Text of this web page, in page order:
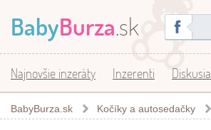
BabyBurza.sk
Najnovšie inzeráty Inzerenti Diskusia
BabyBurza.sk Kočíky a autosedačky